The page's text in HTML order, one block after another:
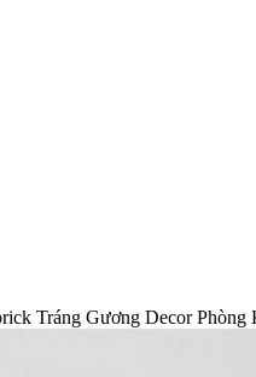
Tráng Gương Decor